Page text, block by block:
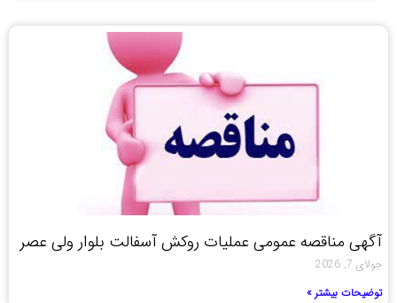
آگهی مناقصه عمومی عملیات روکش آسفالت بلوار ولی عصر
جولای 7, 2026
توضیحات بیشتر »